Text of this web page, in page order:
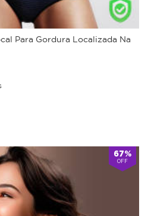
Para Gordura Localizada Na
67%
OFF